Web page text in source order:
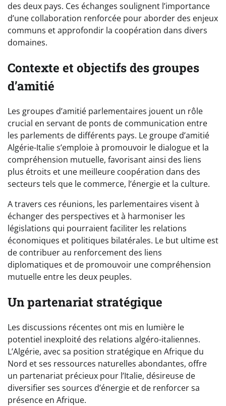
des deux pays. Ces échanges soulignent l’importance
d’une collaboration renforcée pour aborder des enjeux
communs et approfondir la coopération dans divers
domaines.
Contexte et objectifs des groupes
d’amitié
Les groupes d’amitié parlementaires jouent un rôle
crucial en servant de ponts de communication entre
les parlements de différents pays. Le groupe d’amitié
Algérie-Italie s’emploie à promouvoir le dialogue et la
compréhension mutuelle, favorisant ainsi des liens
plus étroits et une meilleure coopération dans des
secteurs tels que le commerce, l’énergie et la culture.
A travers ces réunions, les parlementaires visent à
échanger des perspectives et à harmoniser les
législations qui pourraient faciliter les relations
économiques et politiques bilatérales. Le but ultime est
de contribuer au renforcement des liens
diplomatiques et de promouvoir une compréhension
mutuelle entre les deux peuples.
Un partenariat stratégique
Les discussions récentes ont mis en lumière le
potentiel inexploité des relations algéro-italiennes.
L’Algérie, avec sa position stratégique en Afrique du
Nord et ses ressources naturelles abondantes, offre
un partenariat précieux pour l’Italie, désireuse de
diversifier ses sources d’énergie et de renforcer sa
présence en Afrique.